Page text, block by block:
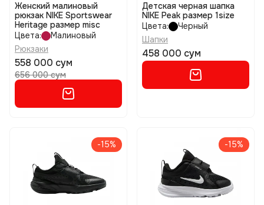
Женский малиновый
рюкзак NIKE Sportswear
Heritage размер misc
Цвета:
Малиновый
Рюкзаки
558 000 сум
656 000 сум
Детская черная шапка
NIKE Peak размер 1size
Цвета:
Черный
Шапки
458 000 сум
-15% -15%